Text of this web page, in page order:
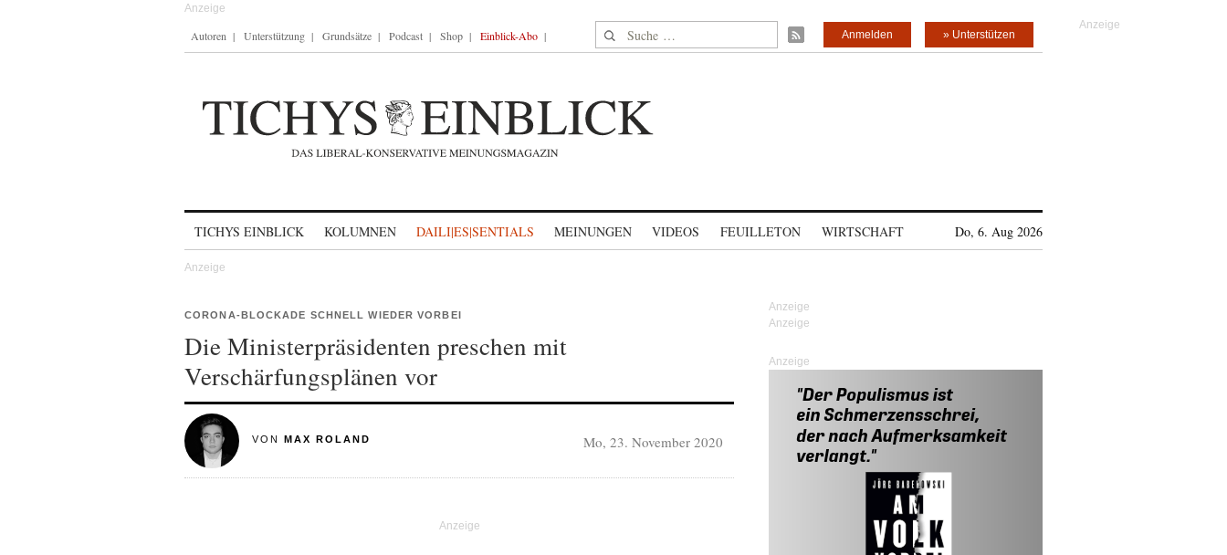
Autoren Unterstützung Grundsätze Podcast Shop Einblick-Abo Suche nach: » Unterstützen
Anmelden
TICHYS EINBLICK KOLUMNEN DAILI|ES|SENTIALS MEINUNGEN VIDEOS FEUILLETON WIRTSCHAFT Do, 6. Aug 2026
CORONA-BLOCKADE SCHNELL WIEDER VORBEI
Die Ministerpräsidenten preschen mit
Verschärfungsplänen vor
VON MAX ROLAND Mo, 23. November 2020
Anzeige